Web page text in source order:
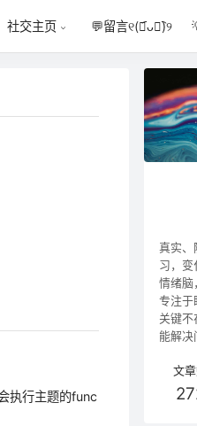
社交主页 💬留言୧(﹒︠ᴗ﹒︡)୨
执行主题的func
真实、
习，变
情绪脑
专注于
关键不
能解决
文